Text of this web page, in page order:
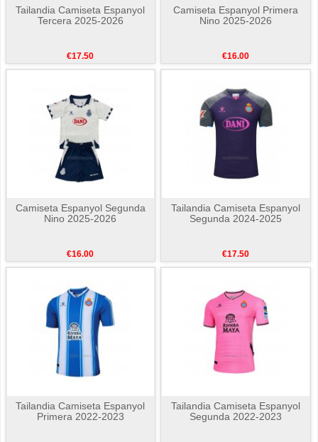
Tailandia Camiseta Espanyol
Tercera 2025-2026
€17.50
Camiseta Espanyol Primera
Nino 2025-2026
€16.00
Camiseta Espanyol Segunda
Nino 2025-2026
€16.00
Tailandia Camiseta Espanyol
Segunda 2024-2025
€17.50
Tailandia Camiseta Espanyol
Primera 2022-2023
Tailandia Camiseta Espanyol
Segunda 2022-2023